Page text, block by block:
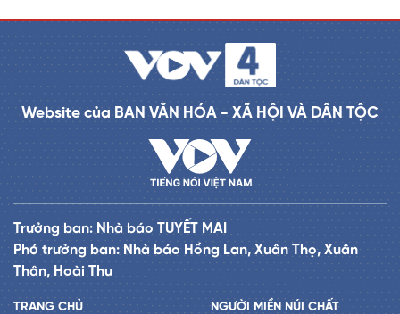
Website của BAN VĂN HÓA - XÃ HỘI VÀ DÂN TỘC
Trưởng ban: Nhà báo TUYẾT MAI
Phó trưởng ban: Nhà báo Hồng Lan, Xuân Thọ, Xuân
Thân, Hoài Thu
TRANG CHỦ NGƯỜI MIỀN NÚI CHẤT